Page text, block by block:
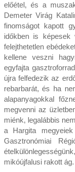
előétel, és a
Demeter Virág
finomságot kapott
időkben is képesek
felejthetetlen
kellene veszni
egyfajta
újra felfedezik az
rebarbarát, és ha
alapanyagokkal
megvenni az
miénk, legalábbis
a Hargita
Gasztronómiai
mikóújfalusi rakott ág.